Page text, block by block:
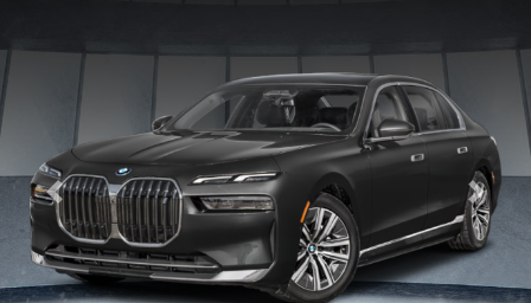
Previous Next